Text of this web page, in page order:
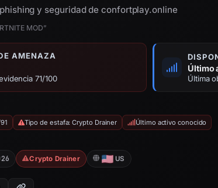
y seguridad de confortplay.online
MOD”
AMENAZA
71/100
Último
Última
Tipo de estafa: Crypto Drainer Último activo conocido
Crypto Drainer US